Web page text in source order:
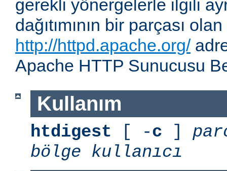
gerekli yönergelerle ilgili
dağıtımının bir parçası
http://httpd.apache.org/
Apache HTTP Sunucusu
Kullanım
htdigest [ -c ]
bölge
kullanıcı